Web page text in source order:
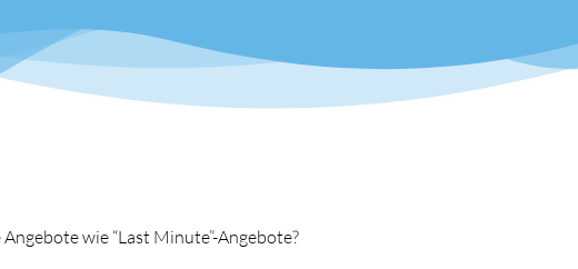
wie “Last Minute”-Angebote?